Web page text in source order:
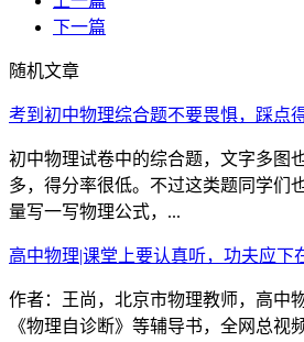
下一篇
随机文章
考到初中物理综合题不要畏惧，踩点
初中物理试卷中的综合题，文字多图
多，得分率很低。不过这类题同学们
量写一写物理公式，...
高中物理|课堂上要认真听，功夫应下
作者：王尚，北京市物理教师，高中
《物理自诊断》等辅导书，全网总视